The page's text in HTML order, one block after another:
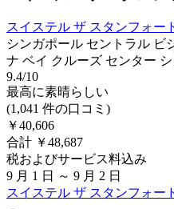
スイステル ザ スタンフォー
シンガポール セントラル ビ
ナ ベイ クルーズ センター
9.4/10
最高に素晴らしい
(1,041 件の口コミ)
￥40,606
合計 ￥48,687
税およびサービス料込み
9 月 1 日 ～ 9 月 2 日
スイステル ザ スタンフォー